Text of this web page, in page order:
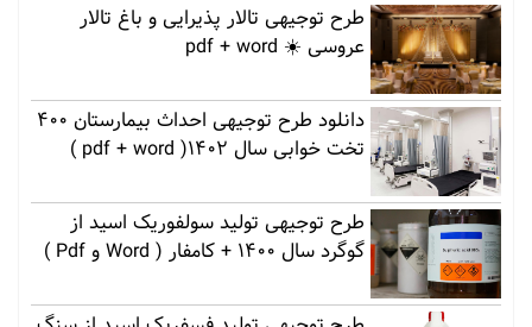
طرح توجیهی تالار پذیرایی و باغ تالار
عروسی ☀️ pdf + word
دانلود طرح توجیهی احداث بیمارستان 400
تخت خوابی سال 1402( pdf + word )
طرح توجیهی تولید سولفوریک اسید از
گوگرد سال 1400 + کامفار ( Word و Pdf )